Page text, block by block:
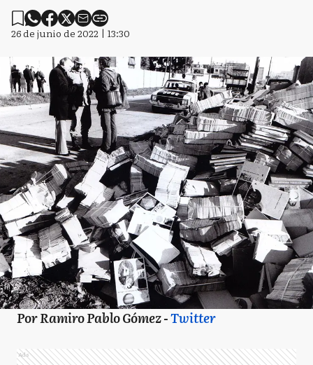
26 de junio de 2022 | 13:30
Por Ramiro Pablo Gómez -Twitter
Ads